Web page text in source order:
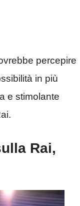
percepire
in più
e stimolante
Rai,